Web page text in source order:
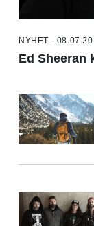
NYHET -
Ed Sheeran